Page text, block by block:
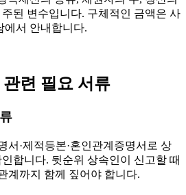
된 변수입니다. 구체적인 금액은 사
에서 안내합니다.
련 필요 서류
서·제적등본·혼인관계증명서로 상
합니다. 뒷순위 상속인이 신고할 때
계까지 함께 짚어야 합니다.